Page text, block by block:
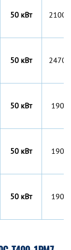
50 кВт
50 кВт
50 кВт
50 кВт
50 кВт